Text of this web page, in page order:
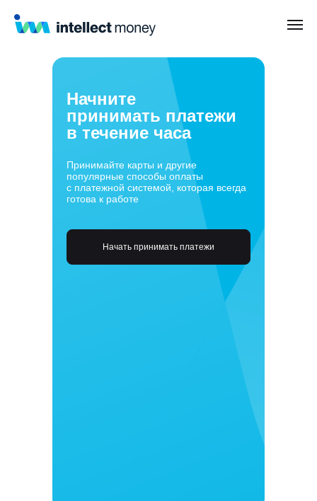
Начните
принимать платежи
в течение часа
Принимайте карты и другие
популярные способы оплаты
с платежной системой, которая всегда
готова к работе
Начать принимать платежи